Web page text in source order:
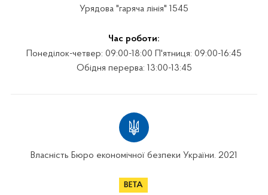
Урядова "гаряча лінія" 1545
Час роботи:
Понеділок-четвер: 09:00-18:00 П'ятниця: 09:00-16:45
Обідня перерва: 13:00-13:45
Власність Бюро економічної безпеки України. 2021